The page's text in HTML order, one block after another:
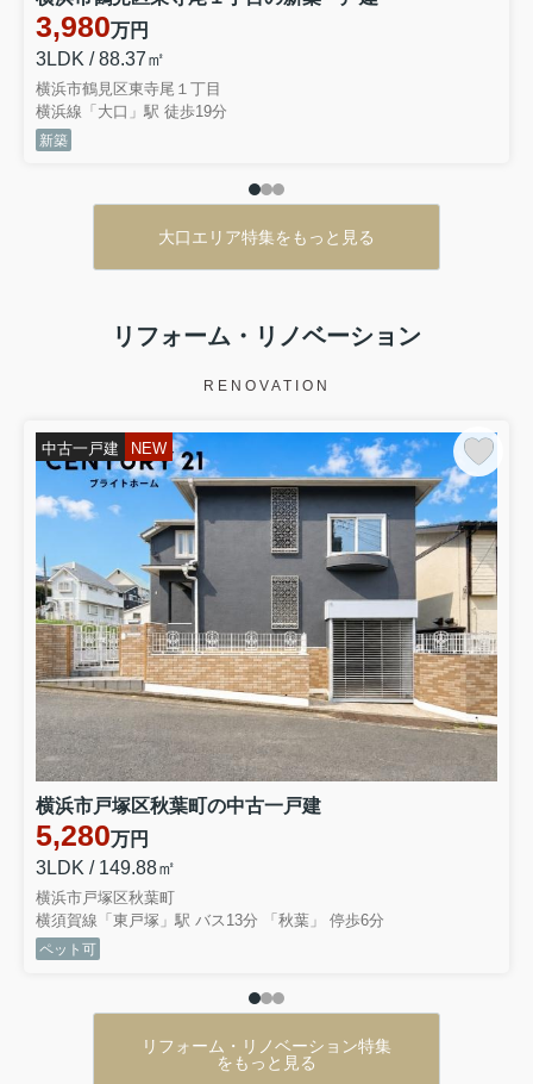
3,980万円
3LDK / 88.37㎡
横浜市鶴見区東寺尾１丁目
横浜線「大口」駅 徒歩19分
新築
大口エリア特集をもっと見る
リフォーム・リノベーション
RENOVATION
中古一戸建 NEW
横浜市戸塚区秋葉町の中古一戸建
5,280万円
3LDK / 149.88㎡
横浜市戸塚区秋葉町
横須賀線「東戸塚」駅 バス13分 「秋葉」 停歩6分
ペット可
リフォーム・リノベーション特集
をもっと見る